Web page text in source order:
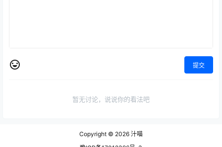
提交
暂无讨论，说说你的看法吧
Copyright © 2026 汁喵